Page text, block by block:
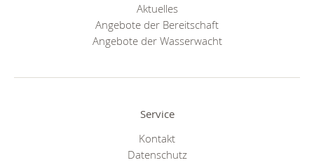
Aktuelles
Angebote der Bereitschaft
Angebote der Wasserwacht
Service
Kontakt
Datenschutz